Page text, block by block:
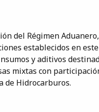
del Régimen
establecidos en
y aditivos
mixtas con
de Hidrocarburos.